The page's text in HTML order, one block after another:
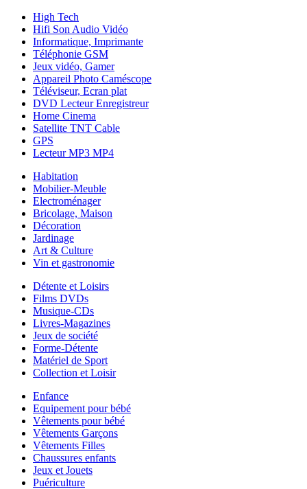
High Tech
Hifi Son Audio Vidéo
Informatique, Imprimante
Téléphonie GSM
Jeux vidéo, Gamer
Appareil Photo Caméscope
Téléviseur, Ecran plat
DVD Lecteur Enregistreur
Home Cinema
Satellite TNT Cable
GPS
Lecteur MP3 MP4
Habitation
Mobilier-Meuble
Electroménager
Bricolage, Maison
Décoration
Jardinage
Art & Culture
Vin et gastronomie
Détente et Loisirs
Films DVDs
Musique-CDs
Livres-Magazines
Jeux de société
Forme-Détente
Matériel de Sport
Collection et Loisir
Enfance
Equipement pour bébé
Vêtements pour bébé
Vêtements Garçons
Vêtements Filles
Chaussures enfants
Jeux et Jouets
Puériculture